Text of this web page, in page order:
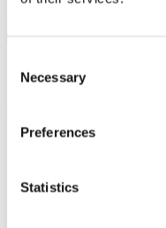
Selection
Necessary
Preferences
Statistics
Contratti di
Dettagli